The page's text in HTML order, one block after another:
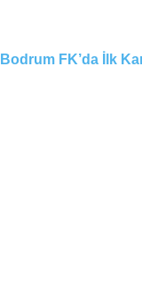
Bodrum FK’da İlk